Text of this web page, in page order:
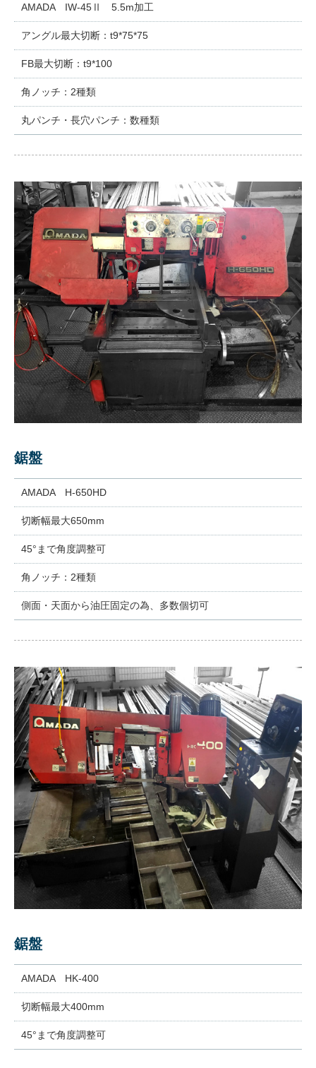
AMADA IW-45Ⅱ 5.5m加工
アングル最大切断：t9*75*75
FB最大切断：t9*100
角ノッチ：2種類
丸パンチ・長穴パンチ：数種類
鋸盤
AMADA H-650HD
切断幅最大650mm
45°まで角度調整可
角ノッチ：2種類
側面・天面から油圧固定の為、多数個切可
鋸盤
AMADA HK-400
切断幅最大400mm
45°まで角度調整可